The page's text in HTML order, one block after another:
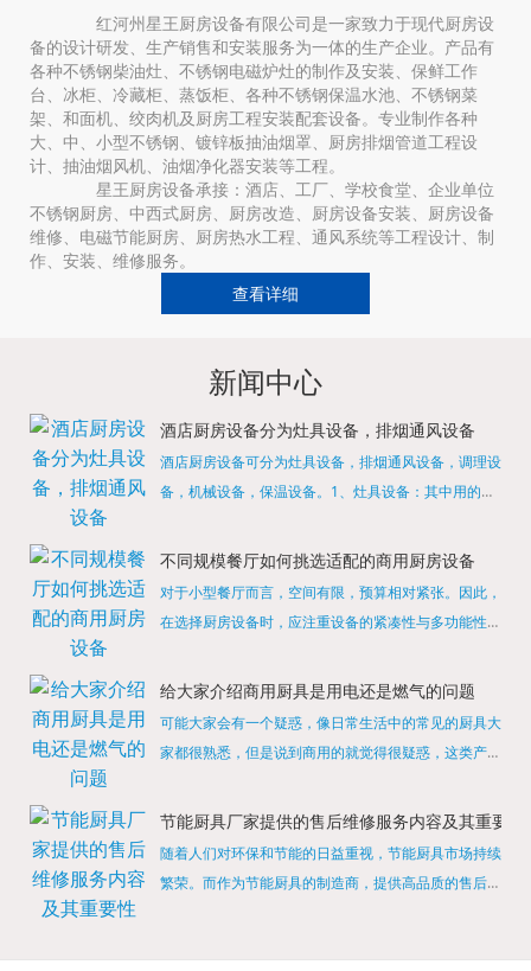
红河州星王厨房设备有限公司是一家致力于现代厨房设
备的设计研发、生产销售和安装服务为一体的生产企业。产品有
各种不锈钢柴油灶、不锈钢电磁炉灶的制作及安装、保鲜工作
台、冰柜、冷藏柜、蒸饭柜、各种不锈钢保温水池、不锈钢菜
架、和面机、绞肉机及厨房工程安装配套设备。专业制作各种
大、中、小型不锈钢、镀锌板抽油烟罩、厨房排烟管道工程设
计、抽油烟风机、油烟净化器安装等工程。
星王厨房设备承接：酒店、工厂、学校食堂、企业单位
不锈钢厨房、中西式厨房、厨房改造、厨房设备安装、厨房设备
维修、电磁节能厨房、厨房热水工程、通风系统等工程设计、制
作、安装、维修服务。
查看详细
新闻中心
酒店厨房设备分为灶具设备，排烟通风设备
酒店厨房设备可分为灶具设备，排烟通风设备，调理设
备，机械设备，保温设备。1、灶具设备：其中用的较
缺少的，经过相关检测证明的合格设备才能进行使用，
不同规模餐厅如何挑选适配的商用厨房设备
对于小型餐厅而言，空间有限，预算相对紧张。因此，
在选择厨房设备时，应注重设备的紧凑性与多功能性。
烹饪设备，既能节省空间，又能满足多样化的烹饪需
给大家介绍商用厨具是用电还是燃气的问题
可能大家会有一个疑惑，像日常生活中的常见的厨具大
家都很熟悉，但是说到商用的就觉得很疑惑，这类产品
店用的就是商用的吗?还真别说，真被大家猜对了，这
节能厨具厂家提供的售后维修服务内容及其重要性
随着人们对环保和节能的日益重视，节能厨具市场持续
繁荣。而作为节能厨具的制造商，提供高品质的售后维